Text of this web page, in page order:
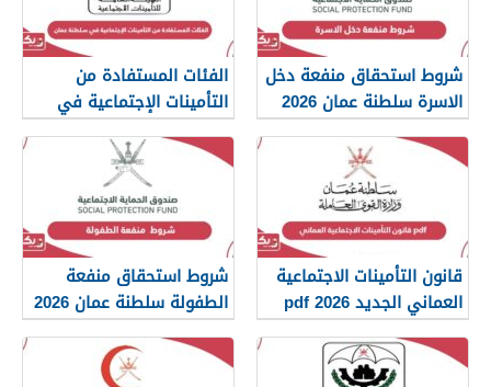
شروط استحقاق منفعة دخل
الاسرة سلطنة عمان 2026
الفئات المستفادة من
التأمينات الإجتماعية في
سلطنة عمان 2026
قانون التأمينات الاجتماعية
العماني الجديد 2026 pdf
شروط استحقاق منفعة
الطفولة سلطنة عمان 2026